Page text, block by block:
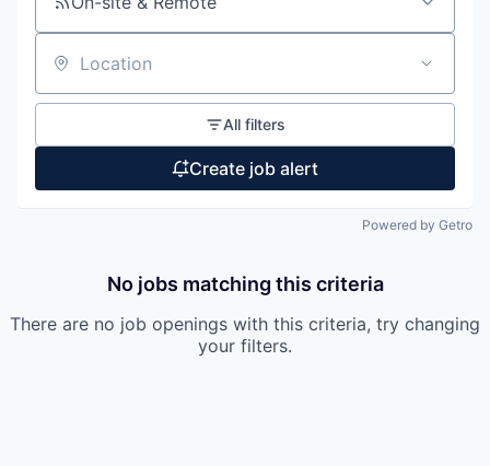
Location
All filters
Create job alert
Powered by Getro
No jobs matching this criteria
There are no job openings with this criteria, try changing
your filters.